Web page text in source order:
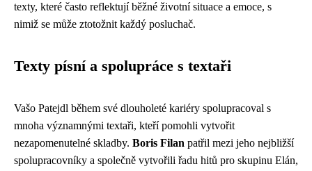
texty, které často reflektují běžné životní situace a emoce, s
nimiž se může ztotožnit každý posluchač.
Texty písní a spolupráce s textaři
Vašo Patejdl během své dlouholeté kariéry spolupracoval s
mnoha významnými textaři, kteří pomohli vytvořit
nezapomenutelné skladby. Boris Filan patřil mezi jeho nejbližší
spolupracovníky a společně vytvořili řadu hitů pro skupinu Elán,